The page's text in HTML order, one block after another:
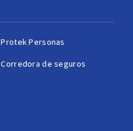
Protek Personas
Corredora de seguros